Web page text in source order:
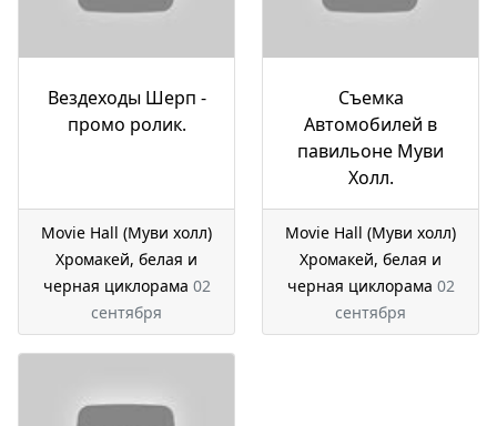
Вездеходы Шерп -
промо ролик.
Movie Hall (Муви холл)
Хромакей, белая и
черная циклорама 02
сентября
Съемка
Автомобилей в
павильоне Муви
Холл.
Movie Hall (Муви холл)
Хромакей, белая и
черная циклорама 02
сентября